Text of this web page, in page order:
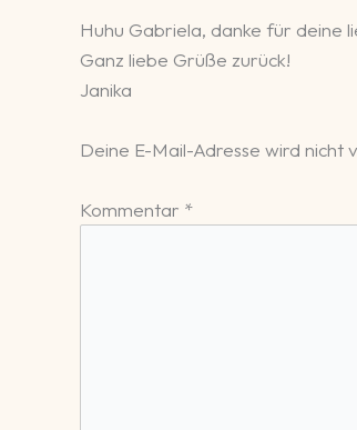
Huhu Gabriela, danke für deine
Ganz liebe Grüße zurück!
Janika
Deine E-Mail-Adresse wird nicht
Kommentar *